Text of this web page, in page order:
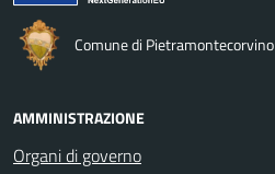
Comune di Pietramontecorvino
AMMINISTRAZIONE
Organi di governo